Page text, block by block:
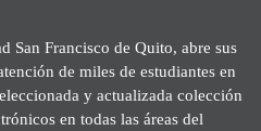
San Francisco de Quito, abre sus
de miles de estudiantes en
y actualizada colección
en todas las áreas del